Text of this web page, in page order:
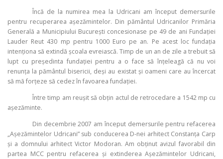
Încă de la numirea mea la Udricani am început demersurile
pentru recuperarea aşezămintelor. Din pământul Udricanilor Primăria
Generală a Municipiului Bucureşti concesionase pe 49 de ani Fundaţiei
Lauder Reut 430 mp pentru 1000 Euro pe an. Pe acest loc fundaţia
intenţiona să extindă şcoala evreiască. Timp de un an de zile a trebuit să
lupt cu preşedinta fundaţiei pentru a o face să înţeleagă că nu voi
renunţa la pământul bisericii, deşi au existat şi oameni care au încercat
să mă forţeze să cedez în favoarea fundaţiei.
Între timp am reuşit să obţin actul de retrocedare a 1542 mp cu
aşezăminte.
Din decembrie 2007 am început demersurile pentru refacerea
„Aşezămintelor Udricani” sub conducerea D-nei arhitect Constanţa Carp
şi a domnului arhitect Victor Modoran. Am obţinut avizul favorabil din
partea MCC pentru refacerea şi extinderea Aşezămintelor Udricani,